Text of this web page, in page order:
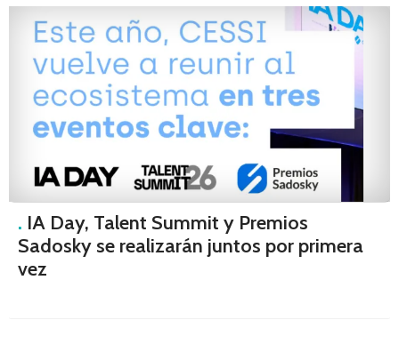
. IA Day, Talent Summit y Premios
Sadosky se realizarán juntos por primera
vez